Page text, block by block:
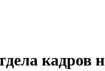
кадров